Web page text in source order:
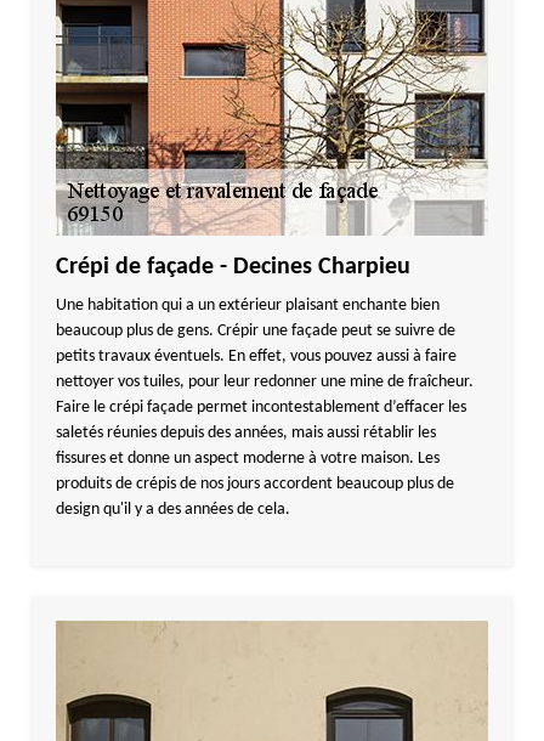
Crépi de façade - Decines Charpieu
Une habitation qui a un extérieur plaisant enchante bien
beaucoup plus de gens. Crépir une façade peut se suivre de
petits travaux éventuels. En effet, vous pouvez aussi à faire
nettoyer vos tuiles, pour leur redonner une mine de fraîcheur.
Faire le crépi façade permet incontestablement d’effacer les
saletés réunies depuis des années, mais aussi rétablir les
fissures et donne un aspect moderne à votre maison. Les
produits de crépis de nos jours accordent beaucoup plus de
design qu'il y a des années de cela.